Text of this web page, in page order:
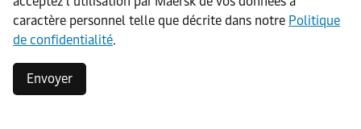
caractère personnel telle que décrite dans notre Politique
de confidentialité.
Envoyer